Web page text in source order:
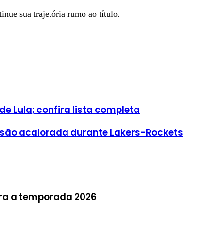
sua trajetória rumo ao título.
Lula; confira lista completa
acalorada durante Lakers-Rockets
a temporada 2026